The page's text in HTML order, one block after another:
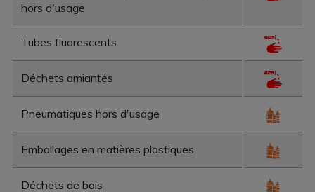
hors d'usage
Tubes fluorescents
Déchets amiantés
Pneumatiques hors d'usage
Emballages en matières plastiques
Déchets de bois